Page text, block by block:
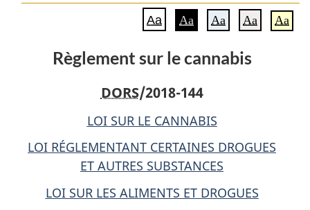
cannabis
le
cannabis
le
cannabis
Aa Aa Aa Aa Aa
Règlement sur le cannabis
DORS/2018-144
LOI SUR LE CANNABIS
LOI RÉGLEMENTANT CERTAINES DROGUES
ET AUTRES SUBSTANCES
LOI SUR LES ALIMENTS ET DROGUES